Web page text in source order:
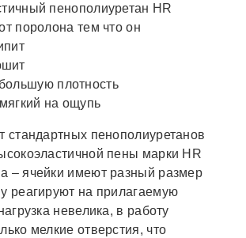
пенополиуретан HR
поролона тем что он
плотность
на ощупь
стандартных пенополиуретанов
пены марки HR
– ячейки имеют разный размер
реагируют на прилагаемую
невелика, в работу
мелкие отверстия, что